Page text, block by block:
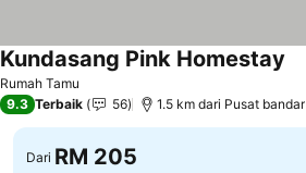
Rumah Tamu
Kundasang Pink Homestay
9.3 Terbaik 56 1.5 km dari Pusat bandar
Dari RM 205